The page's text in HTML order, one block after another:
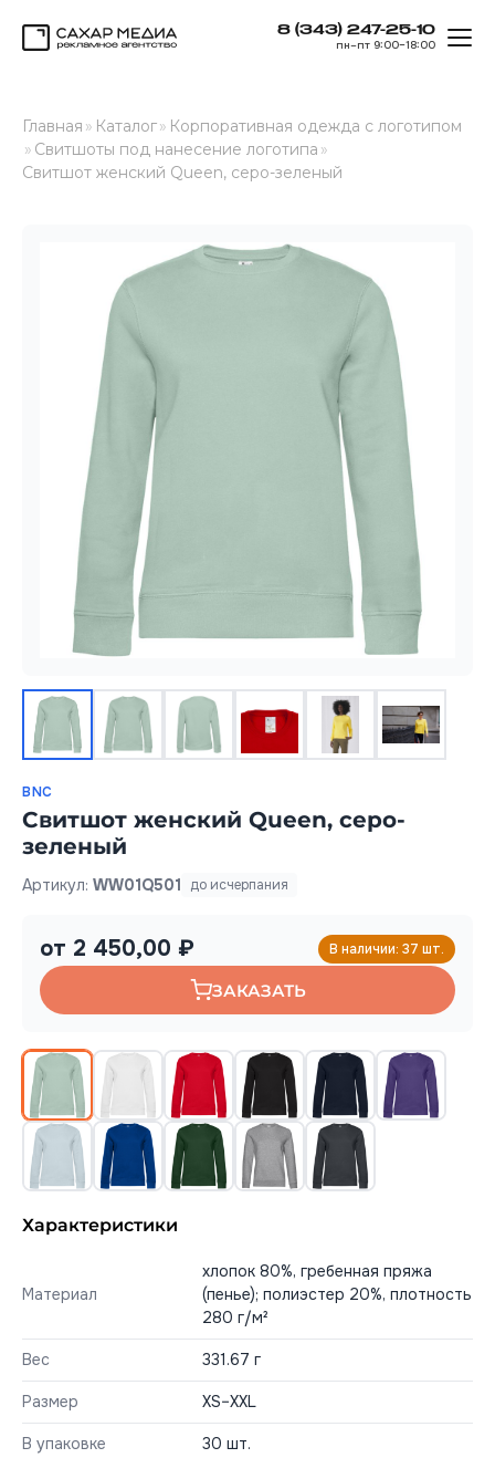
8 (343) 247-25-10
пн–пт 9:00–18:00
Главная » Каталог» Корпоративная одежда с логотипом
» Свитшоты под нанесение логотипа »
Свитшот женский Queen, серо-зеленый
BNC
Свитшот женский Queen, серо-
зеленый
Артикул: WW01Q501 до исчерпания
от 2 450,00 ₽ В наличии: 37 шт.
ЗАКАЗАТЬ
Характеристики
Материал
хлопок 80%, гребенная пряжа
(пенье); полиэстер 20%, плотность
280 г/м²
Вес 331.67 г
Размер XS–XXL
В упаковке 30 шт.